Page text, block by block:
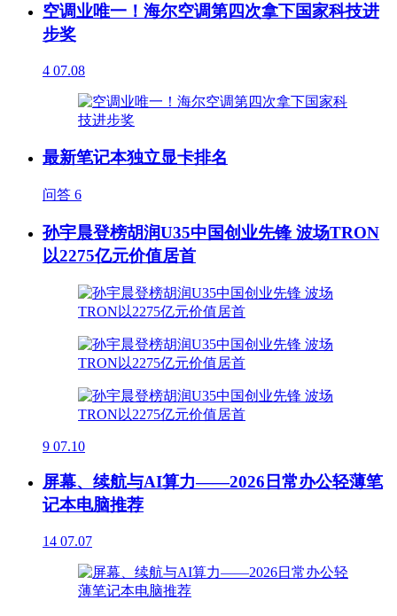
空调业唯一！海尔空调第四次拿下国家科技进
步奖
4 07.08
最新笔记本独立显卡排名
问答 6
孙宇晨登榜胡润U35中国创业先锋 波场TRON
以2275亿元价值居首
9 07.10
屏幕、续航与AI算力——2026日常办公轻薄笔
记本电脑推荐
14 07.07